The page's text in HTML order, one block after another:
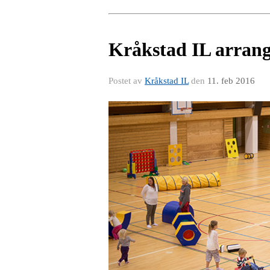
Kråkstad IL
Postet av Kråkstad ILden 11. feb 2016